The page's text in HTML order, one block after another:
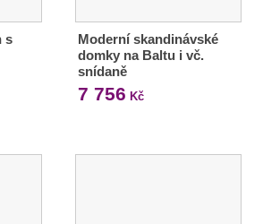
s
Moderní skandinávské
domky na Baltu i vč.
snídaně
7 756 Kč